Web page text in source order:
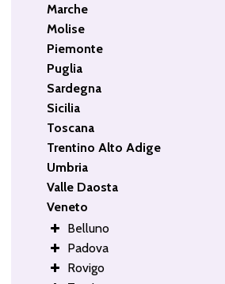
Marche
Molise
Piemonte
Puglia
Sardegna
Sicilia
Toscana
Trentino Alto Adige
Umbria
Valle Daosta
Veneto
Belluno
Padova
Rovigo